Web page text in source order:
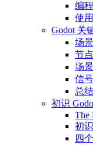
编
使
Godot 关
场景
节点
场
信号
总结
初识
The
初
四